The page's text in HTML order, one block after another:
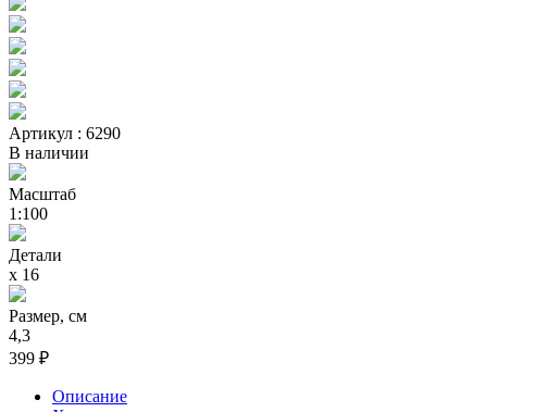
Артикул : 6290
В наличии
Масштаб
1:100
Детали
х 16
Размер, см
4,3
399 ₽
Описание